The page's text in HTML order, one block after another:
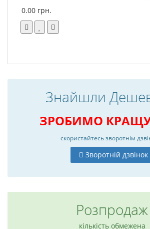
0.00 грн.
Знайшли
ЗРОБИМО
скористайтесьзворотнім
Зворотній дзвінок
Розпродаж
кількість обмежена